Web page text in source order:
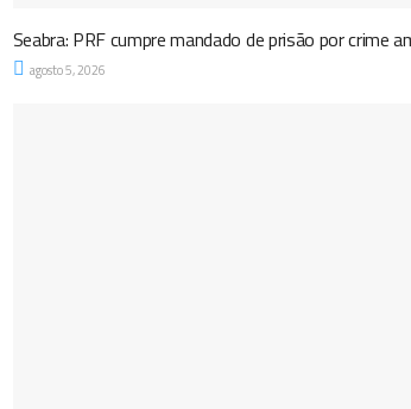
Seabra: PRF cumpre mandado de prisão por crime
agosto 5, 2026